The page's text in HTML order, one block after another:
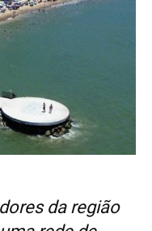
da região